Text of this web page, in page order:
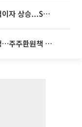
뉴욕증시, 연준 금리인상 기대감 꺾이자 상승...S&P500 사상 최고치 [종합]
SK하이닉스, 분기배당 375원 확정…주주환원책 9월로 앞당겨 발표